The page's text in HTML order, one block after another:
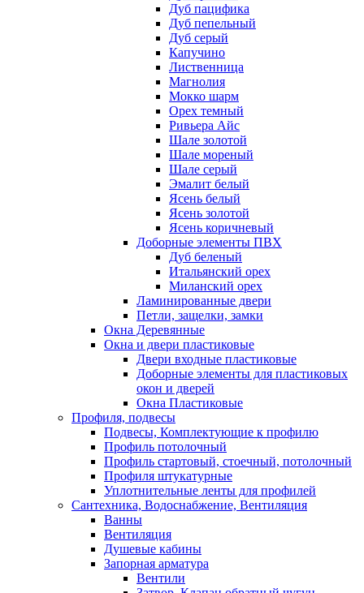
Дуб пацифика
Дуб пепельный
Дуб серый
Капучино
Лиственница
Магнолия
Мокко шарм
Орех темный
Ривьера Айс
Шале золотой
Шале мореный
Шале серый
Эмалит белый
Ясень белый
Ясень золотой
Ясень коричневый
Доборные элементы ПВХ
Дуб беленый
Итальянский орех
Миланский орех
Ламинированные двери
Петли, защелки, замки
Окна Деревянные
Окна и двери пластиковые
Двери входные пластиковые
Доборные элементы для пластиковых
окон и дверей
Окна Пластиковые
Профиля, подвесы
Подвесы, Комплектующие к профилю
Профиль потолочный
Профиль стартовый, стоечный, потолочный
Профиля штукатурные
Уплотнительные ленты для профилей
Сантехника, Водоснабжение, Вентиляция
Ванны
Вентиляция
Душевые кабины
Запорная арматура
Вентили